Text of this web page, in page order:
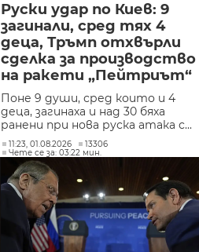
Руски удар по Киев: 9
загинали, сред тях 4
деца, Тръмп отхвърли
сделка за производство
на ракети „Пейтриът“
Поне 9 души, сред които и 4
деца, загинаха и над 30 бяха
ранени при нова руска атака с...
11:23, 01.08.2026
13306
Чете се за: 03:22 мин.